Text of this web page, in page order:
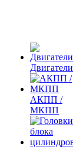
Двигатели
АКПП /
МКПП